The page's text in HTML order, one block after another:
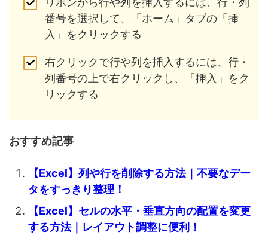
番号を選択して、「ホーム」タブの「挿
入」をクリックする
右クリックで行や列を挿入するには、行・
列番号の上で右クリックし、「挿入」をク
リックする
おすすめ記事
【Excel】列や行を削除する方法｜不要なデー
タをすっきり整理！
【Excel】セルの水平・垂直方向の配置を変更
する方法｜レイアウト調整に便利！